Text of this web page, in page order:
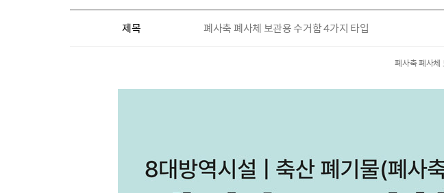
제목 폐사축 폐사체 보관용 수거함 4가지 타입
폐사축 폐사체